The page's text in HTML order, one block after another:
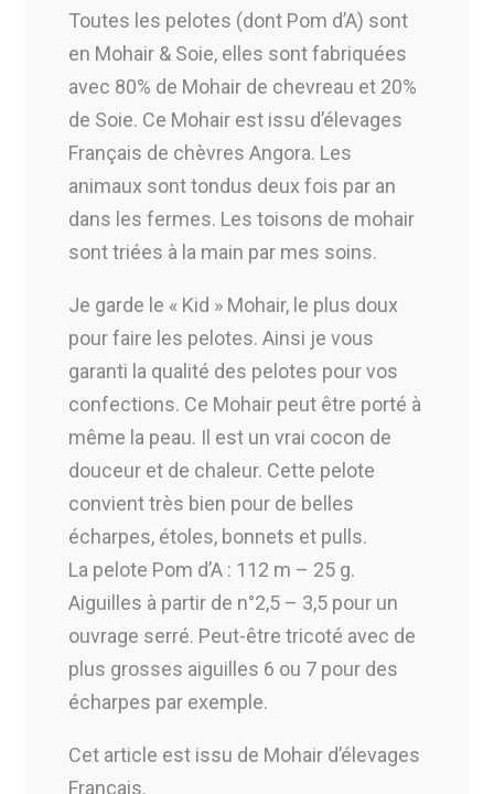
Toutes les pelotes (dont Pom d’A) sont
en Mohair & Soie, elles sont fabriquées
avec 80% de Mohair de chevreau et 20%
de Soie. Ce Mohair est issu d’élevages
Français de chèvres Angora. Les
animaux sont tondus deux fois par an
dans les fermes. Les toisons de mohair
sont triées à la main par mes soins.
Je garde le « Kid » Mohair, le plus doux
pour faire les pelotes. Ainsi je vous
garanti la qualité des pelotes pour vos
confections. Ce Mohair peut être porté à
même la peau. Il est un vrai cocon de
douceur et de chaleur. Cette pelote
convient très bien pour de belles
écharpes, étoles, bonnets et pulls.
La pelote Pom d’A : 112 m – 25 g.
Aiguilles à partir de n°2,5 – 3,5 pour un
ouvrage serré. Peut-être tricoté avec de
plus grosses aiguilles 6 ou 7 pour des
écharpes par exemple.
Cet article est issu de Mohair d’élevages
Français.